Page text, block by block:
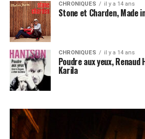
CHRONIQUES il y a 14 ans
Stone et Charden, Made
CHRONIQUES il y a 14 ans
Poudre aux yeux,
Karila